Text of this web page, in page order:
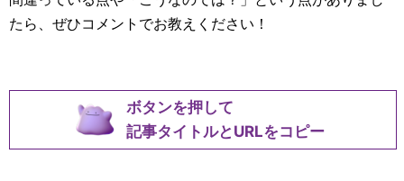
たら、ぜひコメントでお教えください！
ボタンを押して
記事タイトルとURLをコピー